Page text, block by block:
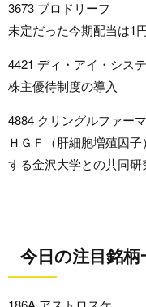
3673 ブロドリーフ
未定だった今期配当は1
4421 ディ・アイ・シス
株主優待制度の導入
4884 クリングルファーマ
ＨＧＦ（肝細胞増殖因
する金沢大学との共同研
今日の注目銘柄